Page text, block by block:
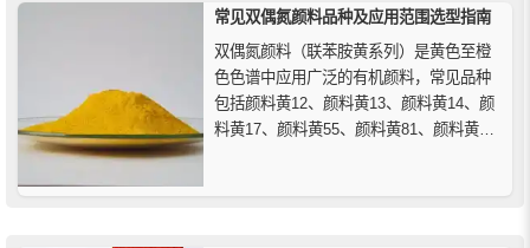
常见双偶氮颜料品种及应用范围选型指南
双偶氮颜料（联苯胺黄系列）是黄色至橙
色色谱中应用广泛的有机颜料，常见品种
包括颜料黄12、颜料黄13、颜料黄14、颜
料黄17、颜料黄55、颜料黄81、颜料黄83